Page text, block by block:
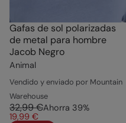
Gafas de sol polarizadas
de metal para hombre
Jacob Negro
Animal
Vendido y enviado por Mountain
Warehouse
32,99 €Ahorra 39%
19,99 €